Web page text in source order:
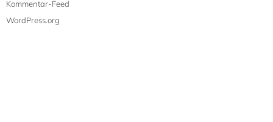
Kommentar-Feed
WordPress.org